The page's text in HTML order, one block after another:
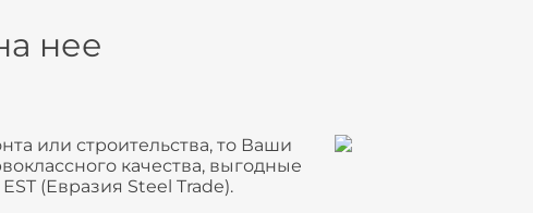
нее
или строительства, то Ваши
качества, выгодные
(Евразия Steel Trade).